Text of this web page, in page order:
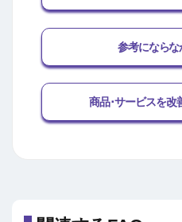
参考にならな
商品･サービスを改